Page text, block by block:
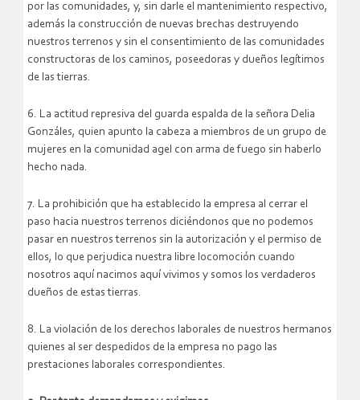
por las comunidades, y, sin darle el mantenimiento respectivo,
además la construcción de nuevas brechas destruyendo
nuestros terrenos y sin el consentimiento de las comunidades
constructoras de los caminos, poseedoras y dueños legítimos
de las tierras.
6. La actitud represiva del guarda espalda de la señora Delia
Gonzáles, quien apunto la cabeza a miembros de un grupo de
mujeres en la comunidad agel con arma de fuego sin haberlo
hecho nada.
7. La prohibición que ha establecido la empresa al cerrar el
paso hacia nuestros terrenos diciéndonos que no podemos
pasar en nuestros terrenos sin la autorización y el permiso de
ellos, lo que perjudica nuestra libre locomoción cuando
nosotros aquí nacimos aquí vivimos y somos los verdaderos
dueños de estas tierras.
8. La violación de los derechos laborales de nuestros hermanos
quienes al ser despedidos de la empresa no pago las
prestaciones laborales correspondientes.